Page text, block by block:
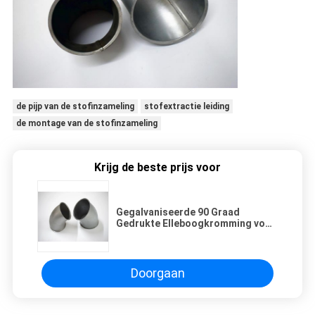
de pijp van de stofinzameling
stofextractie leiding
de montage van de stofinzameling
Krijg de beste prijs voor
Gegalvaniseerde 90 Graad
Gedrukte Elleboogkromming voor
Doorgaan